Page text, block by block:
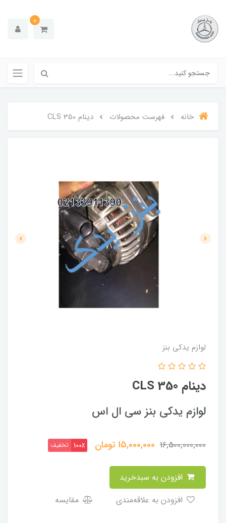
0
خانه فهرست محصولات دینام CLS 350
لوازم یدکی بنز
دینام CLS 350
لوازم یدکی بنز سی ال اس
16,500,000,000
15,000,000تومان 100٪ تخفیف
مقایسه